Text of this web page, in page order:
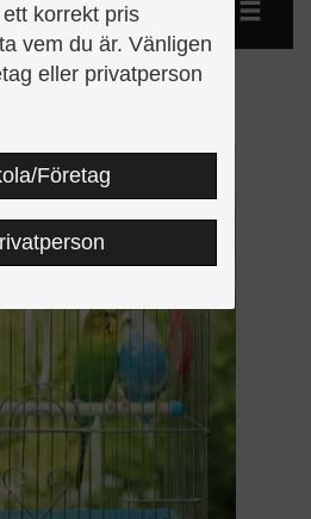
korrekt pris
vem du är. Vänligen
eller privatperson
Företag